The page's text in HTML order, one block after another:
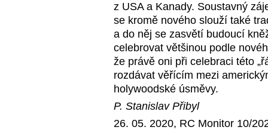
z USA a Kanady. Soustavný
se kromě nového slouží také
a do něj se zasvětí budoucí
celebrovat většinou podle
že právě oni při celebraci této
rozdávat věřícím mezi
holywoodské úsměvy.
P. Stanislav Přibyl
26. 05. 2020, RC Monitor 10/